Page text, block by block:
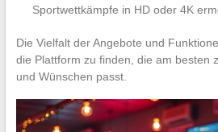
Sportwettkämpfe in HD oder 4K
Die Vielfalt der Angebote und
die Plattform zu finden, die am besten
und Wünschen passt.